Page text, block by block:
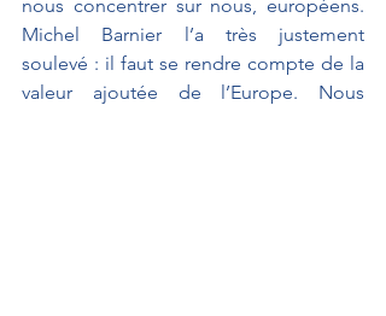
nous concentrer sur nous, européens.
Michel Barnier l’a très justement
soulevé : il faut se rendre compte de la
valeur ajoutée de l’Europe. Nous